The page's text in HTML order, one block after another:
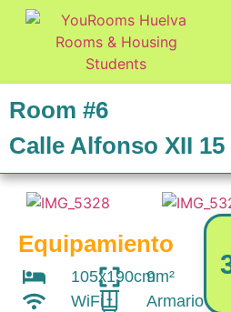
Room #6
Calle Alfonso XII 15
Equipamiento
105x190cm9m²
WiFi
Armario